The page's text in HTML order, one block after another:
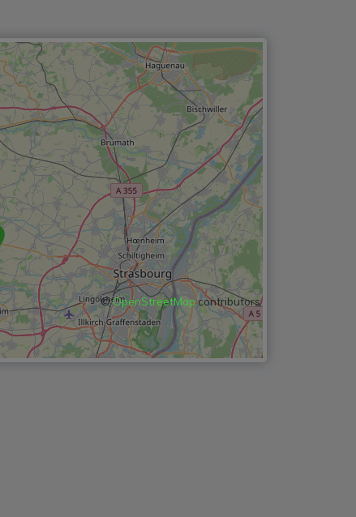
©OpenStreetMapcontributors